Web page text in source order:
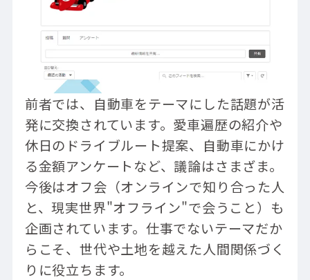
前者では、自動車をテーマにした話題が活
発に交換されています。愛車遍歴の紹介や
休日のドライブルート提案、自動車にかけ
る金額アンケートなど、議論はさまざま。
今後はオフ会（オンラインで知り合った人
と、現実世界"オフライン"で会うこと）も
企画されています。仕事でないテーマだか
らこそ、世代や土地を越えた人間関係づく
りに役立ちます。